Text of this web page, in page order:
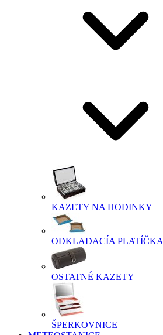
KAZETY NA HODINKY
ODKLADACÍA PLATÍČKA
OSTATNÉ KAZETY
ŠPERKOVNICE